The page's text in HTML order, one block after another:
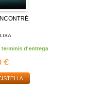
terminis d'entrega
€